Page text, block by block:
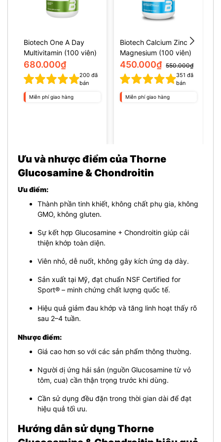
Biotech One A Day
Multivitamin (100 viên)
680.000₫
200 đã
bán
Miễn phí giao hàng
Biotech Calcium Zinc
Magnesium (100 viên)
450.000₫ 550.000₫
351 đã
bán
Miễn phí giao hàng
Ưu và nhược điểm của Thorne
Glucosamine & Chondroitin
Ưu điểm:
Thành phần tinh khiết, không chất phụ gia, không
GMO, không gluten.
Sự kết hợp Glucosamine + Chondroitin giúp cải
thiện khớp toàn diện.
Viên nhỏ, dễ nuốt, không gây kích ứng dạ dày.
Sản xuất tại Mỹ, đạt chuẩn NSF Certified for
Sport® – minh chứng chất lượng quốc tế.
Hiệu quả giảm đau khớp và tăng linh hoạt thấy rõ
sau 2–4 tuần.
Nhược điểm:
Giá cao hơn so với các sản phẩm thông thường.
Người dị ứng hải sản (nguồn Glucosamine từ vỏ
tôm, cua) cần thận trọng trước khi dùng.
Cần sử dụng đều đặn trong thời gian dài để đạt
hiệu quả tối ưu.
Hướng dẫn sử dụng Thorne